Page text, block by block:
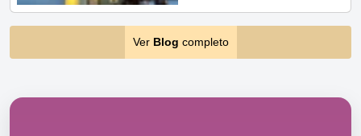
Ver Blog completo